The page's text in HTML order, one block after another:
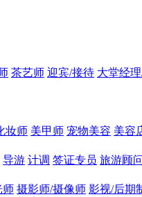
茶艺师 迎宾/接待 大堂经
妆师 美甲师 宠物美容 美容
导游 计调 签证专员 旅游顾问
师 摄影师/摄像师 影视/后期